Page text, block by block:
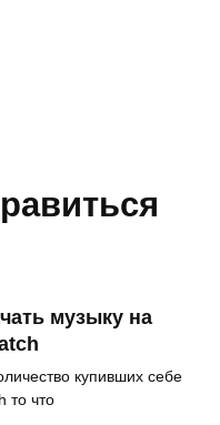
музыку на
купивших себе
то что